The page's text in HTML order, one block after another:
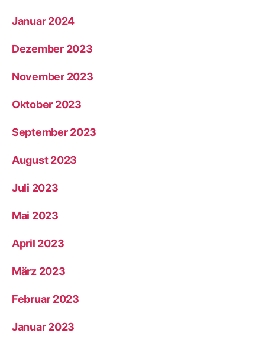
Januar 2024
Dezember 2023
November 2023
Oktober 2023
September 2023
August 2023
Juli 2023
Mai 2023
April 2023
März 2023
Februar 2023
Januar 2023